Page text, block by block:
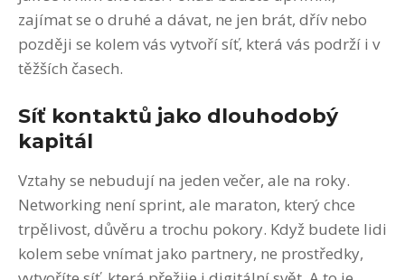
zajímat se o druhé a dávat, ne jen brát, dřív nebo
později se kolem vás vytvoří síť, která vás podrží i v
těžších časech.
Síť kontaktů jako dlouhodobý
kapitál
Vztahy se nebudují na jeden večer, ale na roky.
Networking není sprint, ale maraton, který chce
trpělivost, důvěru a trochu pokory. Když budete lidi
kolem sebe vnímat jako partnery, ne prostředky,